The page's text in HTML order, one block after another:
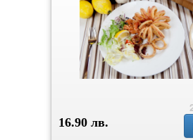
16.90 лв.